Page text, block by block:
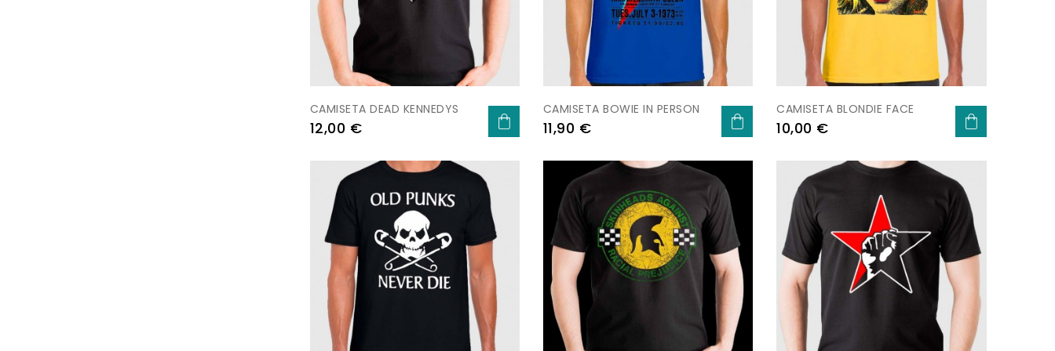
CAMISETA DEAD KENNEDYS
Prezo
12,00 €
CAMISETA BOWIE IN PERSON
Prezo
11,90 €
CAMISETA BLONDIE FACE
Prezo
10,00 €
-20%